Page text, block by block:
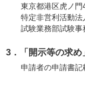
東京都港区虎ノ
特定非営利活動
試験業務部試験
3．「開示等の求
申請者の申請書記